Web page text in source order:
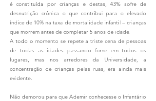
é constituída por crianças e destas, 43% sofre de
desnutrição crônica o que contribui para o elevado
índice de 10% na taxa de mortalidade infantil – crianças
que morrem antes de completar 5 anos de idade.
A todo o momento se repete a triste cena de pessoas
de todas as idades passando fome em todos os
lugares, mas nos arredores da Universidade, a
concentração de crianças pelas ruas, era ainda mais
evidente.
Não demorou para que Ademir conhecesse o Infantário